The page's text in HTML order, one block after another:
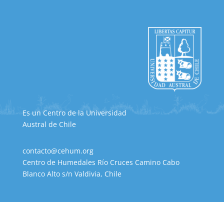
Es un Centro de la Universidad
Austral de Chile
contacto@cehum.org
Centro de Humedales Río Cruces Camino Cabo
Blanco Alto s/n Valdivia, Chile